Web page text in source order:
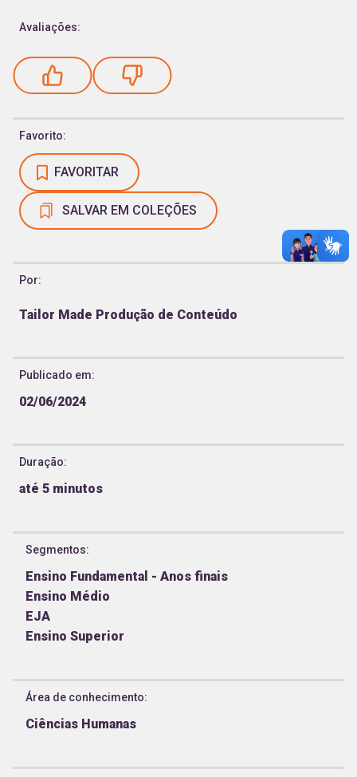
Avaliações:
Favorito:
FAVORITAR
SALVAR EM COLEÇÕES
Por:
Tailor Made Produção de Conteúdo
Publicado em:
02/06/2024
Duração:
até 5 minutos
Segmentos:
Ensino Fundamental - Anos finais
Ensino Médio
EJA
Ensino Superior
Área de conhecimento:
Ciências Humanas